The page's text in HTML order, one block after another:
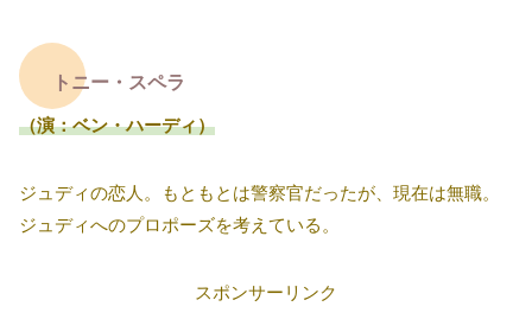
トニー・スペラ
（演：ベン・ハーディ）
ジュディの恋人。もともとは警察官だったが、現在は無職。
ジュディへのプロポーズを考えている。
スポンサーリンク